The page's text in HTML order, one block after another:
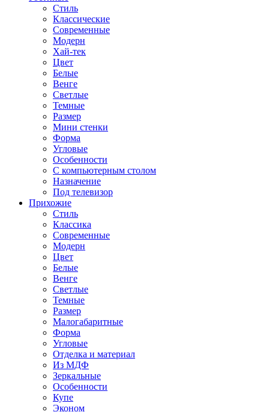
Стиль
Классические
Современные
Модерн
Хай-тек
Цвет
Белые
Венге
Светлые
Темные
Размер
Мини стенки
Форма
Угловые
Особенности
С компьютерным столом
Назначение
Под телевизор
Прихожие
Стиль
Классика
Современные
Модерн
Цвет
Белые
Венге
Светлые
Темные
Размер
Малогабаритные
Форма
Угловые
Отделка и материал
Из МДФ
Зеркальные
Особенности
Купе
Эконом